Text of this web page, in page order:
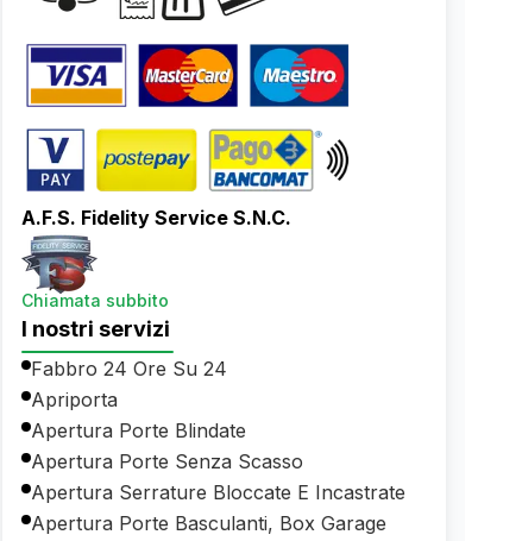
A.F.S. Fidelity Service S.N.C.
Chiamata subbito
I nostri servizi
Fabbro 24 Ore Su 24
Apriporta
Apertura Porte Blindate
Apertura Porte Senza Scasso
Apertura Serrature Bloccate E Incastrate
Apertura Porte Basculanti, Box Garage